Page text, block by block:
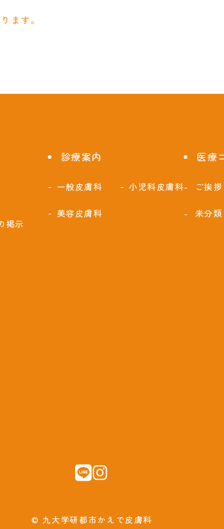
ます。
掲示
診療案内
一般皮膚科 小児科皮膚科
美容皮膚科
医療
ご挨拶
未分類
© 九大学研都市かえで皮膚科